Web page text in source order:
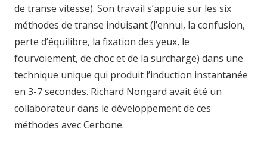
de transe vitesse). Son travail s’appuie sur les six
méthodes de transe induisant (l’ennui, la confusion,
perte d’équilibre, la fixation des yeux, le
fourvoiement, de choc et de la surcharge) dans une
technique unique qui produit l’induction instantanée
en 3-7 secondes. Richard Nongard avait été un
collaborateur dans le développement de ces
méthodes avec Cerbone.